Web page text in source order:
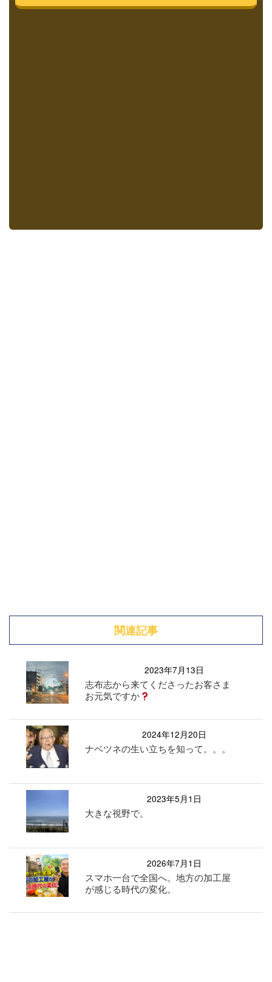
関連記事
2023年7月13日
志布志から来てくださったお客さま
お元気ですか
2024年12月20日
ナベツネの生い立ちを知って。。。
2023年5月1日
大きな視野で。
2026年7月1日
スマホ一台で全国へ。地方の加工屋
が感じる時代の変化。